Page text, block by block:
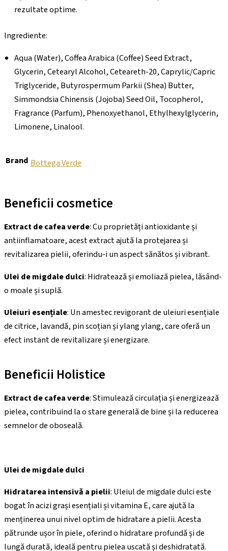
rezultate optime.
Ingrediente:
Aqua (Water), Coffea Arabica (Coffee) Seed Extract,
Glycerin, Cetearyl Alcohol, Ceteareth-20, Caprylic/Capric
Triglyceride, Butyrospermum Parkii (Shea) Butter,
Simmondsia Chinensis (Jojoba) Seed Oil, Tocopherol,
Fragrance (Parfum), Phenoxyethanol, Ethylhexylglycerin,
Limonene, Linalool.
Brand Bottega Verde
Beneficii cosmetice
Extract de cafea verde: Cu proprietăți antioxidante și
antiinflamatoare, acest extract ajută la protejarea și
revitalizarea pielii, oferindu-i un aspect sănătos și vibrant.
Ulei de migdale dulci: Hidratează și emoliază pielea, lăsând-
o moale și suplă.
Uleiuri esențiale: Un amestec revigorant de uleiuri esențiale
de citrice, lavandă, pin scoțian și ylang ylang, care oferă un
efect instant de revitalizare și energizare.
Beneficii Holistice
Extract de cafea verde: Stimulează circulația și energizează
pielea, contribuind la o stare generală de bine și la reducerea
semnelor de oboseală.
Ulei de migdale dulci
Hidratarea intensivă a pielii: Uleiul de migdale dulci este
bogat în acizi grași esențiali și vitamina E, care ajută la
menținerea unui nivel optim de hidratare a pielii. Acesta
pătrunde ușor în piele, oferind o hidratare profundă și de
lungă durată, ideală pentru pielea uscată și deshidratată.